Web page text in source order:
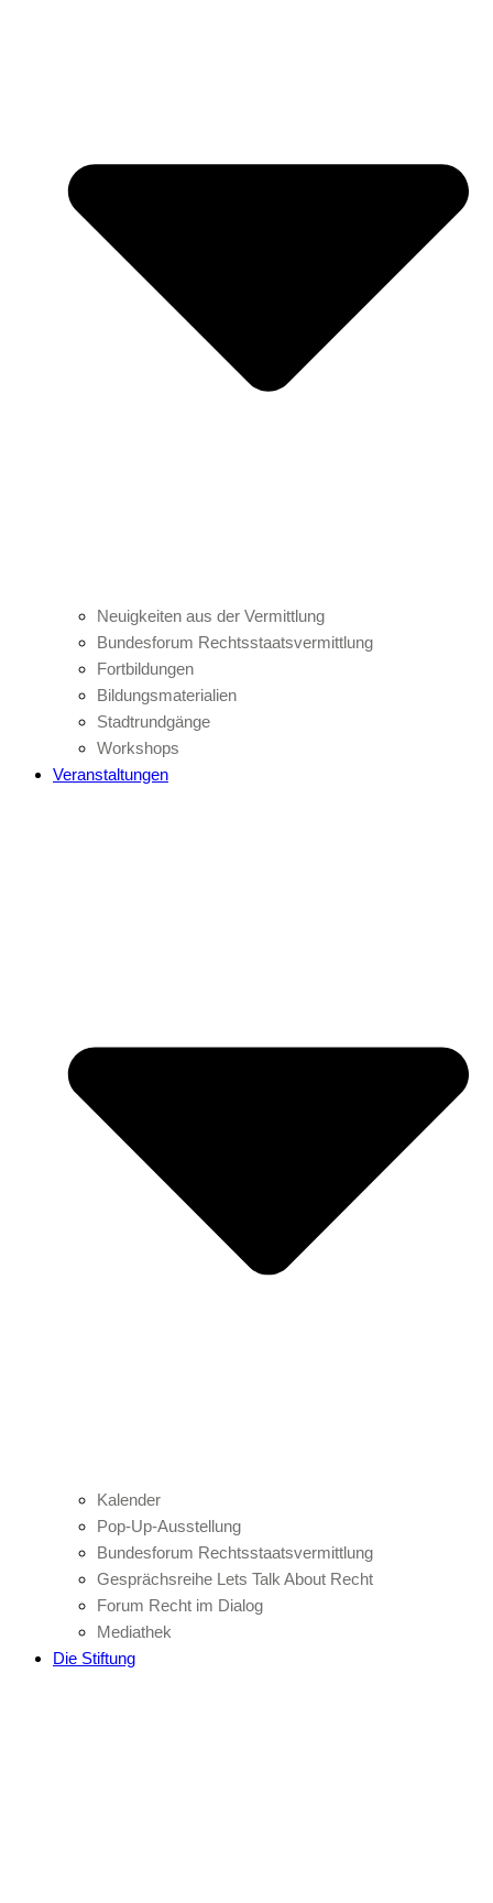
Neuigkeiten aus der Vermittlung
Bundesforum Rechtsstaatsvermittlung
Fortbildungen
Bildungsmaterialien
Stadtrundgänge
Workshops
Veranstaltungen
Kalender
Pop-Up-Ausstellung
Bundesforum Rechtsstaatsvermittlung
Gesprächsreihe Lets Talk About Recht
Forum Recht im Dialog
Mediathek
Die Stiftung